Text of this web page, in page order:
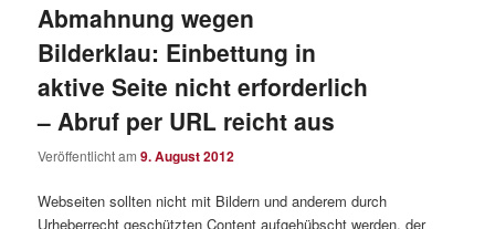
Abmahnung wegen
Bilderklau: Einbettung in
aktive Seite nicht erforderlich
– Abruf per URL reicht aus
Veröffentlicht am9. August 2012
Webseiten sollten nicht mit Bildern und anderem durch
Urheberrecht geschützten Content aufgehübscht werden, der